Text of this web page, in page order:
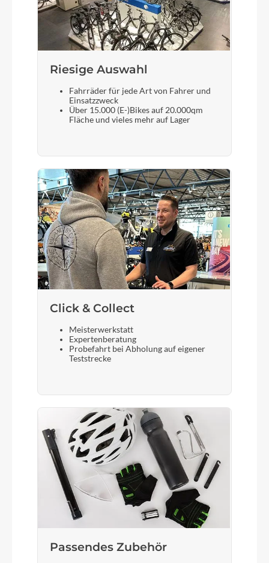
Schalthebel
SHIMANO Altus SL-M2010
FSA no.11N
Gabel
SR SUNTOUR NEX HLO
Sattelstütze
STYX Aluminium
Riesige Auswahl
Fahrräder für jede Art von Fahrer und
Einsatzzweck
Über 15.000 (E-)Bikes auf 20.000qm
Fläche und vieles mehr auf Lager
Click & Collect
Meisterwerkstatt
Expertenberatung
Probefahrt bei Abholung auf eigener
Teststrecke
Passendes Zubehör